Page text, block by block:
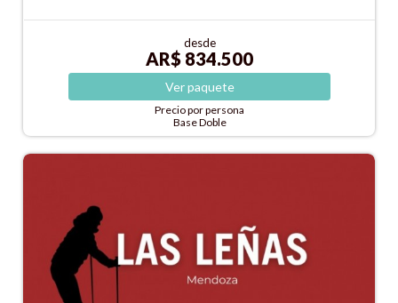
desde
AR$ 834.500
Verpaquete
Precio por persona
Base Doble